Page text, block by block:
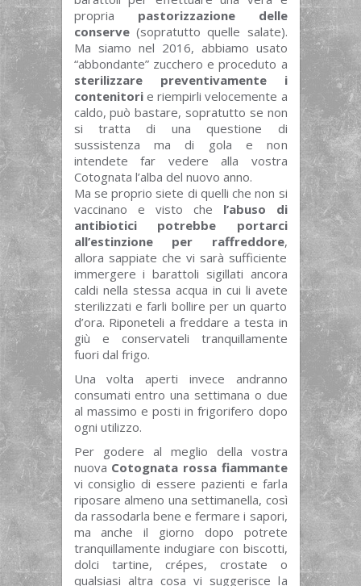
propria pastorizzazione delle
conserve(sopratutto quelle salate).
Ma siamo nel 2016, abbiamo usato
“abbondante” zucchero e proceduto a
sterilizzare preventivamente i
contenitorie riempirli velocemente a
caldo, può bastare, sopratutto se non
si tratta di una questione di
sussistenza ma di gola e non
intendete far vedere alla vostra
Cotognata l’alba del nuovo anno.
Ma se proprio siete di quelli che non si
vaccinano e visto che l’abuso di
antibiotici potrebbe portarci
all’estinzione per raffreddore,
allora sappiate che vi sarà sufficiente
immergere i barattoli sigillati ancora
caldi nella stessa acqua in cui li avete
sterilizzati e farli bollire per un quarto
d’ora. Riponeteli a freddare a testa in
giù e conservateli tranquillamente
fuori dal frigo.
Una volta aperti invece andranno
consumati entro una settimana o due
al massimo e posti in frigorifero dopo
ogni utilizzo.
Per godere al meglio della vostra
nuova Cotognata rossa fiammante
vi consiglio di essere pazienti e farla
riposare almeno una settimanella, così
da rassodarla bene e fermare i sapori,
ma anche il giorno dopo potrete
tranquillamente indugiare con biscotti,
dolci tartine, crépes, crostate o
qualsiasi altra cosa vi suggerisce la